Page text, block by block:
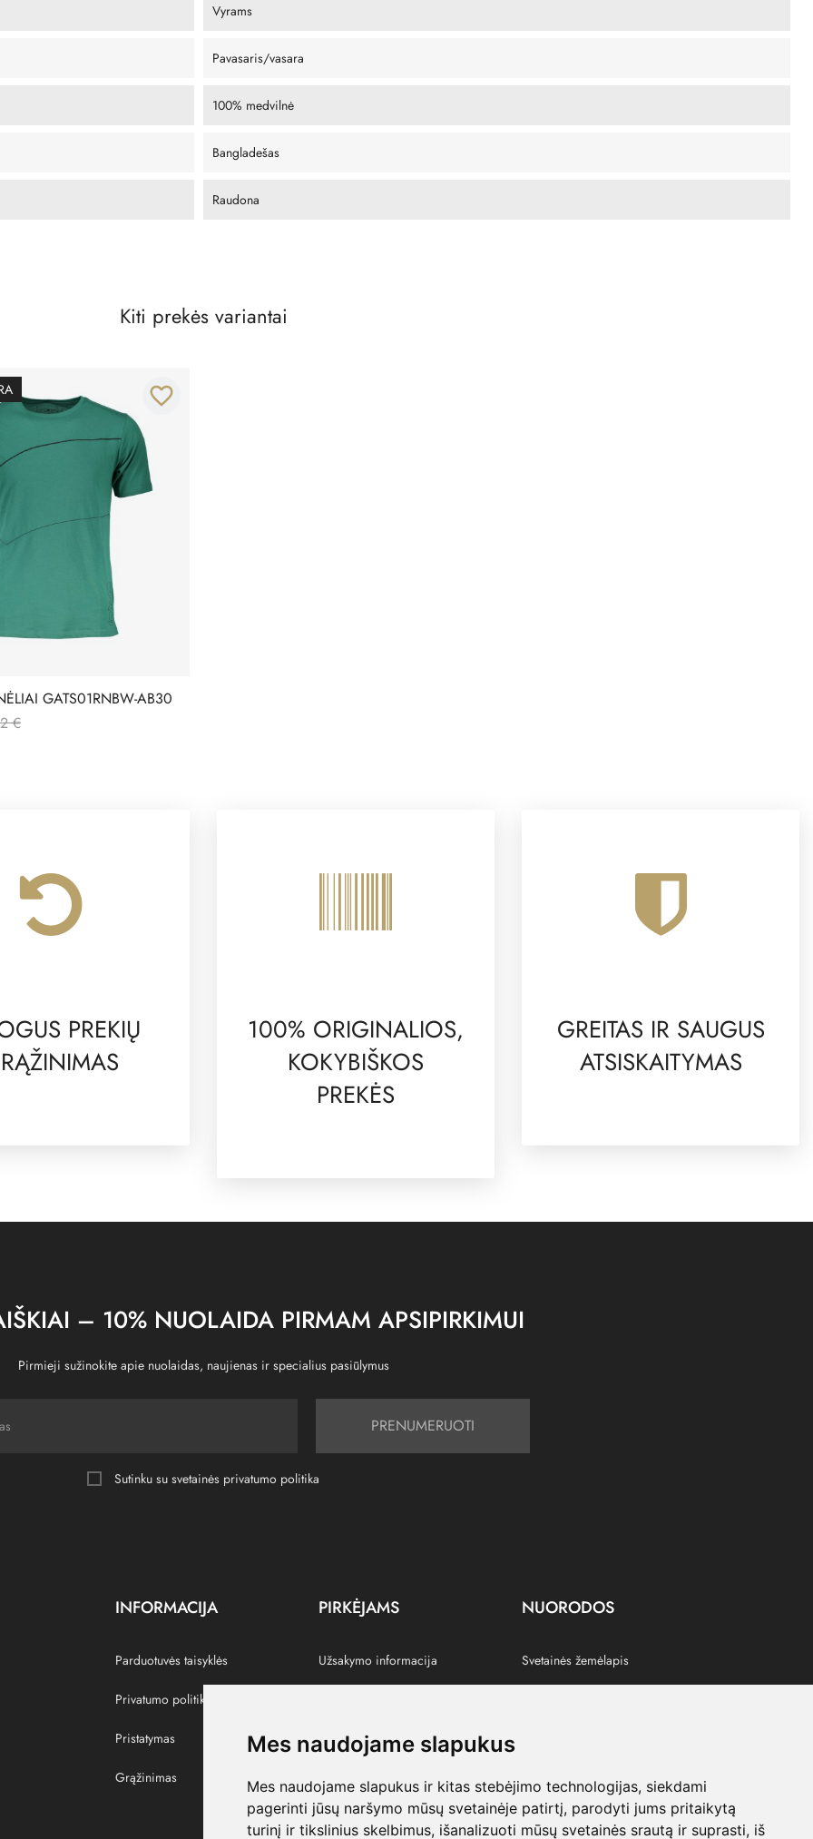
Mes naudojame slapukus
Mes naudojame slapukus ir kitas stebėjimo technologijas, siekdami
pagerinti jūsų naršymo mūsų svetainėje patirtį, parodyti jums pritaikytą
turinį ir tikslinius skelbimus, išanalizuoti mūsų svetainės srautą ir suprasti, iš
Vyrams
Pavasaris/vasara
100% medvilnė
Bangladešas
Raudona
Kiti prekės variantai
favorite_border
GATS01RNBW-AB30
€
PREKIŲ
100% ORIGINALIOS,
KOKYBIŠKOS
PREKĖS
GREITAS IR SAUGUS
ATSISKAITYMAS
– 10% NUOLAIDA PIRMAM APSIPIRKIMUI
Pirmieji sužinokite apie nuolaidas, naujienas ir specialius pasiūlymus
PRENUMERUOTI
Sutinku su svetainės privatumo politika
INFORMACIJA
Parduotuvės taisyklės
Privatumo politika
Pristatymas
Grąžinimas
PIRKĖJAMS
Užsakymo informacija
Paskyra
Pamėgtos prekės
NUORODOS
Svetainės žemėlapis